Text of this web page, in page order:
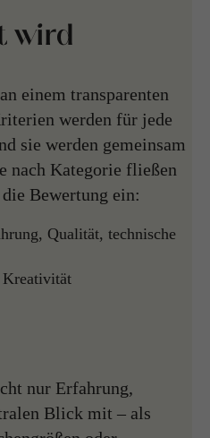
wird
einem transparenten
werden für jede
sie werden gemeinsam
nach Kategorie fließen
Bewertung ein:
Qualität, technische
Kreativität
nur Erfahrung,
Blick mit – als